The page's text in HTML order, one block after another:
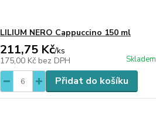
LILIUM NERO Cappuccino 150 ml
211,75 Kč/ks
175,00 Kč bez DPH Skladem
Přidat do košíku